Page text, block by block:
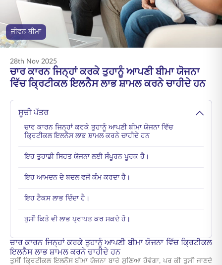
ENGLISH
ਆਨਲਾਈਨ ਖਰੀਦੋ ਪ੍ਰੀਮੀਅਮ ਭਰੋ
ਜੀਵਨ ਬੀਮਾ
28th Nov 2025
ਚਾਰ ਕਾਰਨ ਜਿਨ੍ਹਾਂ ਕਰਕੇ ਤੁਹਾਨੂੰ ਆਪਣੀ ਬੀਮਾ ਯੋਜਨਾ
ਵਿੱਚ ਕ੍ਰਿਟੀਕਲ ਇਲਨੈਸ ਲਾਭ ਸ਼ਾਮਲ ਕਰਨੇ ਚਾਹੀਦੇ ਹਨ
ਸੂਚੀ ਪੱਤਰ
ਚਾਰ ਕਾਰਨ ਜਿਨ੍ਹਾਂ ਕਰਕੇ ਤੁਹਾਨੂੰ ਆਪਣੀ ਬੀਮਾ ਯੋਜਨਾ ਵਿੱਚ
ਕ੍ਰਿਟੀਕਲ ਇਲਨੈਸ ਲਾਭ ਸ਼ਾਮਲ ਕਰਨੇ ਚਾਹੀਦੇ ਹਨ
ਇਹ ਤੁਹਾਡੀ ਸਿਹਤ ਯੋਜਨਾ ਲਈ ਸੰਪੂਰਨ ਪੂਰਕ ਹੈ।
ਇਹ ਆਮਦਨ ਦੇ ਬਦਲ ਵਜੋਂ ਕੰਮ ਕਰਦਾ ਹੈ।
ਇਹ ਟੈਕਸ ਲਾਭ ਦਿੰਦਾ ਹੈ।
ਤੁਸੀਂ ਕਿਤੇ ਵੀ ਲਾਭ ਪ੍ਰਾਪਤ ਕਰ ਸਕਦੇ ਹੋ।
ਚਾਰ ਕਾਰਨ ਜਿਨ੍ਹਾਂ ਕਰਕੇ ਤੁਹਾਨੂੰ ਆਪਣੀ ਬੀਮਾ ਯੋਜਨਾ ਵਿੱਚ ਕ੍ਰਿਟੀਕਲ
ਇਲਨੈਸ ਲਾਭ ਸ਼ਾਮਲ ਕਰਨੇ ਚਾਹੀਦੇ ਹਨ
ਤੁਸੀਂ ਕ੍ਰਿਟੀਕਲ ਇਲਨੈੱਸ ਬੀਮਾ ਯੋਜਨਾ ਬਾਰੇ ਸੁਣਿਆ ਹੋਵੇਗਾ, ਪਰ ਕੀ ਤੁਸੀਂ ਜਾਣਦੇ